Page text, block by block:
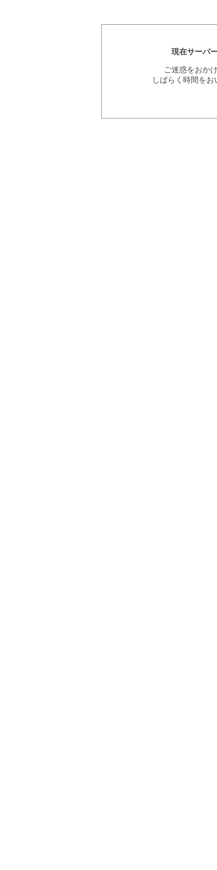
現在サーバ
ご迷惑をおか
しばらく時間を